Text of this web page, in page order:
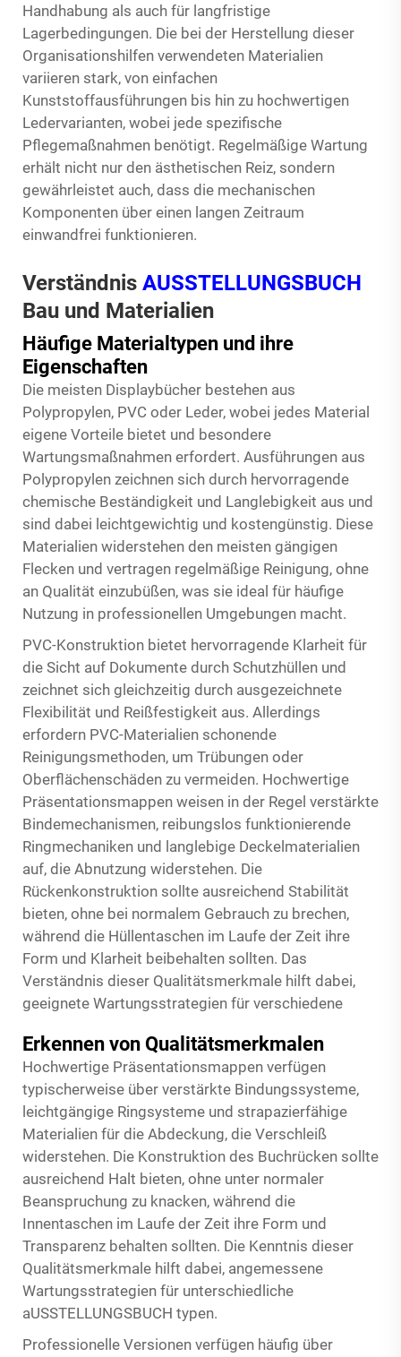
Handhabung als auch für langfristige
Lagerbedingungen. Die bei der Herstellung dieser
Organisationshilfen verwendeten Materialien
variieren stark, von einfachen
Kunststoffausführungen bis hin zu hochwertigen
Ledervarianten, wobei jede spezifische
Pflegemaßnahmen benötigt. Regelmäßige Wartung
erhält nicht nur den ästhetischen Reiz, sondern
gewährleistet auch, dass die mechanischen
Komponenten über einen langen Zeitraum
einwandfrei funktionieren.
Verständnis AUSSTELLUNGSBUCH
Bau und Materialien
Häufige Materialtypen und ihre
Eigenschaften
Die meisten Displaybücher bestehen aus
Polypropylen, PVC oder Leder, wobei jedes Material
eigene Vorteile bietet und besondere
Wartungsmaßnahmen erfordert. Ausführungen aus
Polypropylen zeichnen sich durch hervorragende
chemische Beständigkeit und Langlebigkeit aus und
sind dabei leichtgewichtig und kostengünstig. Diese
Materialien widerstehen den meisten gängigen
Flecken und vertragen regelmäßige Reinigung, ohne
an Qualität einzubüßen, was sie ideal für häufige
Nutzung in professionellen Umgebungen macht.
PVC-Konstruktion bietet hervorragende Klarheit für
die Sicht auf Dokumente durch Schutzhüllen und
zeichnet sich gleichzeitig durch ausgezeichnete
Flexibilität und Reißfestigkeit aus. Allerdings
erfordern PVC-Materialien schonende
Reinigungsmethoden, um Trübungen oder
Oberflächenschäden zu vermeiden. Hochwertige
Präsentationsmappen weisen in der Regel verstärkte
Bindemechanismen, reibungslos funktionierende
Ringmechaniken und langlebige Deckelmaterialien
auf, die Abnutzung widerstehen. Die
Rückenkonstruktion sollte ausreichend Stabilität
bieten, ohne bei normalem Gebrauch zu brechen,
während die Hüllentaschen im Laufe der Zeit ihre
Form und Klarheit beibehalten sollten. Das
Verständnis dieser Qualitätsmerkmale hilft dabei,
geeignete Wartungsstrategien für verschiedene
Erkennen von Qualitätsmerkmalen
Hochwertige Präsentationsmappen verfügen
typischerweise über verstärkte Bindungssysteme,
leichtgängige Ringsysteme und strapazierfähige
Materialien für die Abdeckung, die Verschleiß
widerstehen. Die Konstruktion des Buchrücken sollte
ausreichend Halt bieten, ohne unter normaler
Beanspruchung zu knacken, während die
Innentaschen im Laufe der Zeit ihre Form und
Transparenz behalten sollten. Die Kenntnis dieser
Qualitätsmerkmale hilft dabei, angemessene
Wartungsstrategien für unterschiedliche
aUSSTELLUNGSBUCH typen.
Professionelle Versionen verfügen häufig über